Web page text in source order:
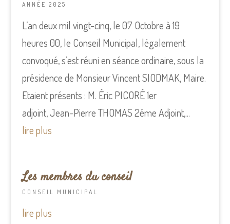
ANNÉE 2025
L’an deux mil vingt-cinq, le 07 Octobre à 19
heures 00, le Conseil Municipal, légalement
convoqué, s’est réuni en séance ordinaire, sous la
présidence de Monsieur Vincent SIODMAK, Maire.
Etaient présents : M. Éric PICORÉ 1er
adjoint, Jean-Pierre THOMAS 2éme Adjoint,...
lire plus
Les membres du conseil
CONSEIL MUNICIPAL
lire plus